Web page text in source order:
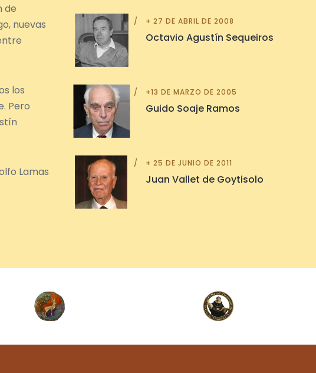
de
nuevas
los
Pero
Lamas
+ 27 DE ABRIL DE 2008
Octavio Agustín Sequeiros
+13 DE MARZO DE 2005
Guido Soaje Ramos
+ 25 DE JUNIO DE 2011
Juan Vallet de Goytisolo